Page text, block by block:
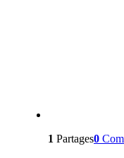
1 Partages0